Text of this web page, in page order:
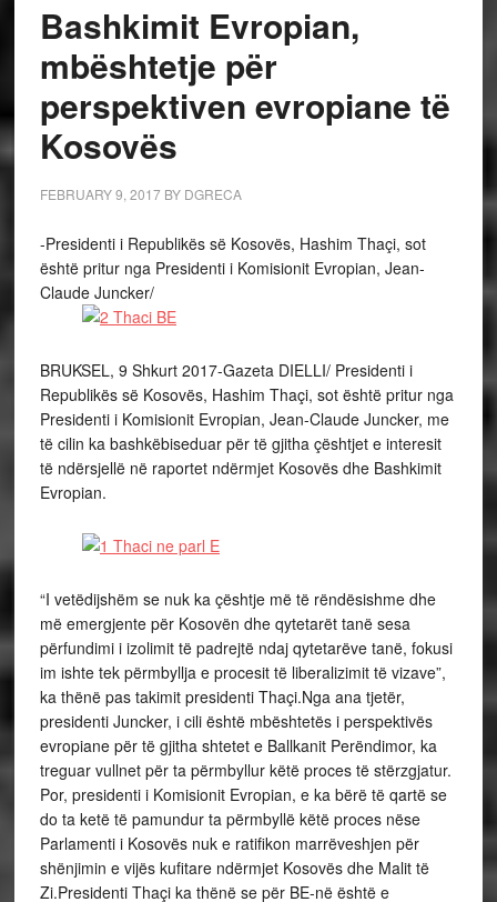
Bashkimit Evropian,
mbështetje për
perspektiven evropiane të
Kosovës
FEBRUARY 9, 2017BY DGRECA
-Presidenti i Republikës së Kosovës, Hashim Thaçi, sot
është pritur nga Presidenti i Komisionit Evropian, Jean-
Claude Juncker/
BRUKSEL, 9 Shkurt 2017-Gazeta DIELLI/ Presidenti i
Republikës së Kosovës, Hashim Thaçi, sot është pritur nga
Presidenti i Komisionit Evropian, Jean-Claude Juncker, me
të cilin ka bashkëbiseduar për të gjitha çështjet e interesit
të ndërsjellë në raportet ndërmjet Kosovës dhe Bashkimit
Evropian.
“I vetëdijshëm se nuk ka çështje më të rëndësishme dhe
më emergjente për Kosovën dhe qytetarët tanë sesa
përfundimi i izolimit të padrejtë ndaj qytetarëve tanë, fokusi
im ishte tek përmbyllja e procesit të liberalizimit të vizave”,
ka thënë pas takimit presidenti Thaçi.Nga ana tjetër,
presidenti Juncker, i cili është mbështetës i perspektivës
evropiane për të gjitha shtetet e Ballkanit Perëndimor, ka
treguar vullnet për ta përmbyllur këtë proces të stërzgjatur.
Por, presidenti i Komisionit Evropian, e ka bërë të qartë se
do ta ketë të pamundur ta përmbyllë këtë proces nëse
Parlamenti i Kosovës nuk e ratifikon marrëveshjen për
shënjimin e vijës kufitare ndërmjet Kosovës dhe Malit të
Zi.Presidenti Thaçi ka thënë se për BE-në është e